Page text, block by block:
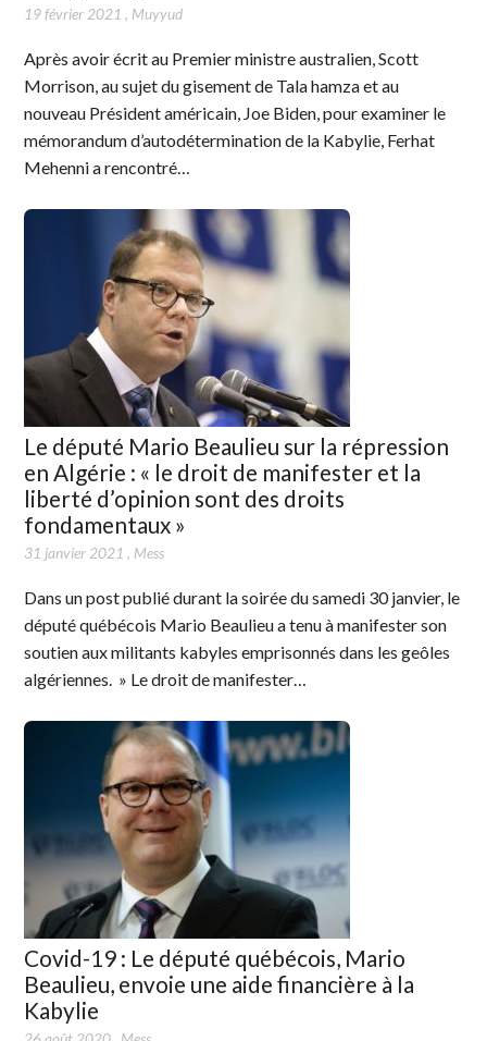
19 février 2021 , Muyyud
Après avoir écrit au Premier ministre australien, Scott
Morrison, au sujet du gisement de Tala hamza et au
nouveau Président américain, Joe Biden, pour examiner le
mémorandum d’autodétermination de la Kabylie, Ferhat
Mehenni a rencontré…
Le député Mario Beaulieu sur la répression
en Algérie : « le droit de manifester et la
liberté d’opinion sont des droits
fondamentaux »
31 janvier 2021 , Mess
Dans un post publié durant la soirée du samedi 30 janvier, le
député québécois Mario Beaulieu a tenu à manifester son
soutien aux militants kabyles emprisonnés dans les geôles
algériennes. » Le droit de manifester…
Covid-19 : Le député québécois, Mario
Beaulieu, envoie une aide financière à la
Kabylie